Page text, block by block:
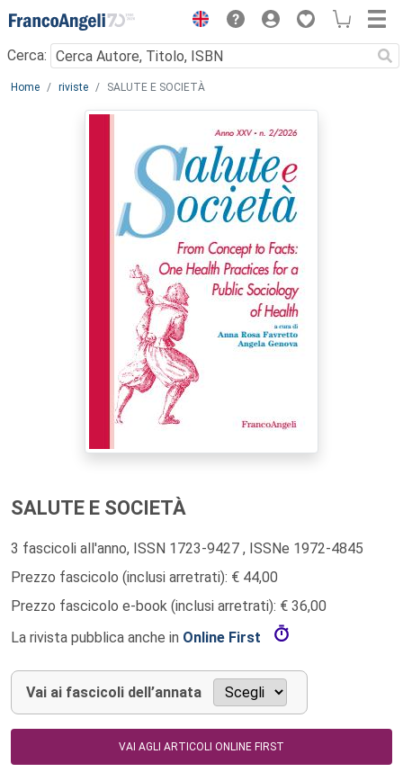
Menu
Cerca:
Main content
Home riviste SALUTE E SOCIETÀ
SALUTE E SOCIETÀ
3 fascicoli all'anno, ISSN 1723-9427 , ISSNe 1972-4845
Prezzo fascicolo (inclusi arretrati): € 44,00
Prezzo fascicolo e-book (inclusi arretrati): € 36,00
La rivista pubblica anche in Online First
Vai ai fascicoli dell’annata
VAI AGLI ARTICOLI ONLINE FIRST